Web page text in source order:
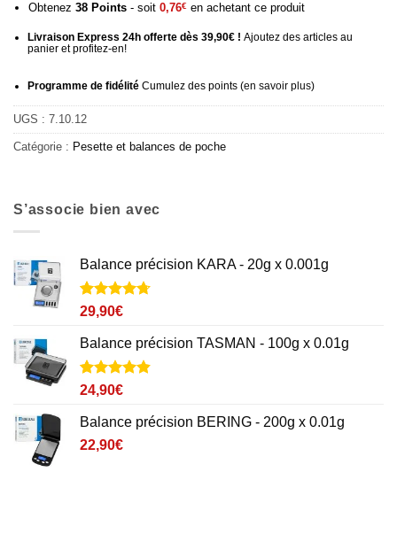
Obtenez 38Points- soit 0,76€ en achetant ce produit
Livraison Express 24h offerte dès 39,90€ ! Ajoutez des articles au
panier et profitez-en!
Programme de fidélitéCumulez des points (en savoir plus)
UGS : 7.10.12
Catégorie : Pesette et balances de poche
S’associe bien avec
Balance précision KARA - 20g x 0.001g
Noté4.7
sur 5 basé
sur
2
notations
client
29,90€
Balance précision TASMAN - 100g x 0.01g
Noté4.8
sur 5 basé
sur
4
notations
client
24,90€
Balance précision BERING - 200g x 0.01g
22,90€